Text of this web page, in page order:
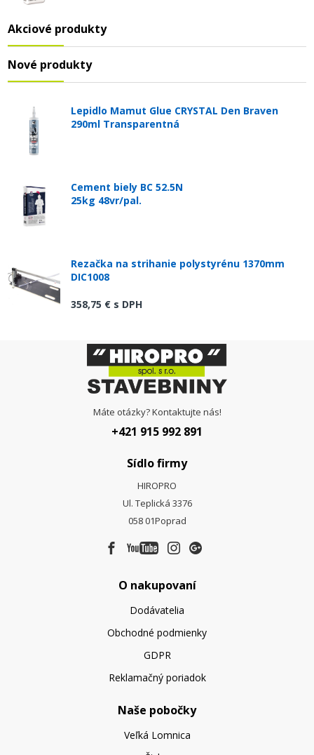
Akciové produkty
Nové produkty
Lepidlo Mamut Glue CRYSTAL Den Braven
290ml Transparentná
Cement biely BC 52.5N
25kg 48vr/pal.
Rezačka na strihanie polystyrénu 1370mm
DIC1008
358,75 € s DPH
Máte otázky? Kontaktujte nás!
+421 915 992 891
Sídlo firmy
HIROPRO
Ul. Teplická 3376
058 01Poprad
O nakupovaní
Dodávatelia
Obchodné podmienky
GDPR
Reklamačný poriadok
Naše pobočky
Veľká Lomnica